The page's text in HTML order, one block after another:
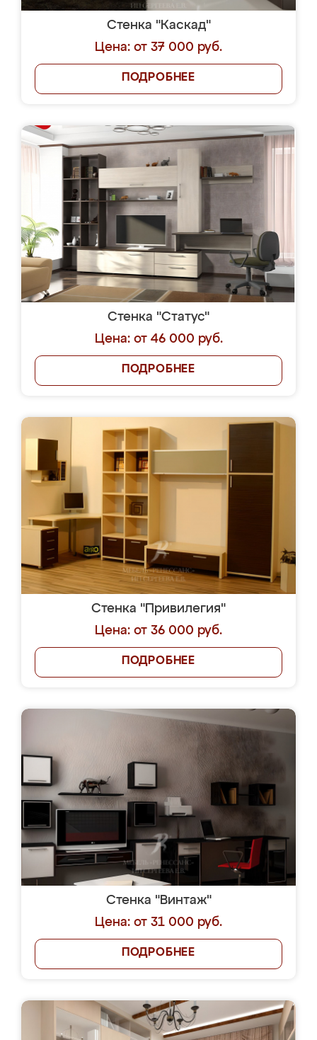
Стенка "Каскад"
Цена: от 37 000 руб.
ПОДРОБНЕЕ
Стенка "Статус"
Цена: от 46 000 руб.
ПОДРОБНЕЕ
Стенка "Привилегия"
Цена: от 36 000 руб.
ПОДРОБНЕЕ
Стенка "Винтаж"
Цена: от 31 000 руб.
ПОДРОБНЕЕ